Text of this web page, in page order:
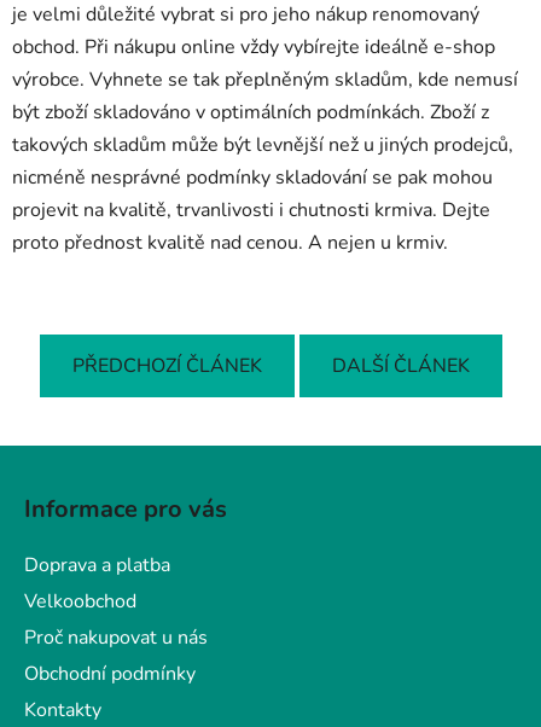
je velmi důležité vybrat si pro jeho nákup renomovaný
obchod. Při nákupu online vždy vybírejte ideálně e-shop
výrobce. Vyhnete se tak přeplněným skladům, kde nemusí
být zboží skladováno v optimálních podmínkách. Zboží z
takových skladům může být levnější než u jiných prodejců,
nicméně nesprávné podmínky skladování se pak mohou
projevit na kvalitě, trvanlivosti i chutnosti krmiva. Dejte
proto přednost kvalitě nad cenou. A nejen u krmiv.
PŘEDCHOZÍ ČLÁNEK DALŠÍ ČLÁNEK
Informace pro vás
Doprava a platba
Velkoobchod
Proč nakupovat u nás
Obchodní podmínky
Kontakty